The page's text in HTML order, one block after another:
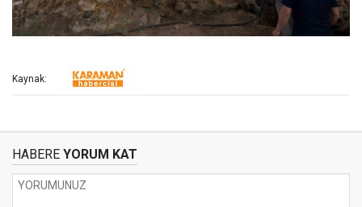
Kaynak:
HABERE YORUM KAT